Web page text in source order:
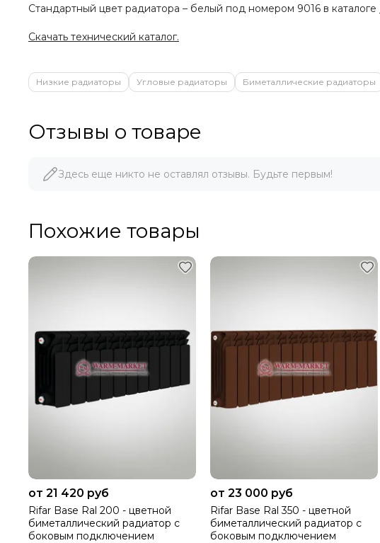
Стандартный цвет радиатора – белый под номером 9016 в каталоге
Скачать технический каталог.
Низкие радиаторы Угловые радиаторы Биметаллические радиаторы
Отзывы о товаре
Здесь еще никто не оставлял отзывы. Будьте первым!
Похожие товары
от 21 420 руб
Rifar Base Ral 200 - цветной
биметаллический радиатор с
боковым подключением
от 23 000 руб
Rifar Base Ral 350 - цветной
биметаллический радиатор с
боковым подключением